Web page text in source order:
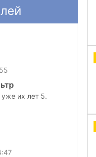
их лет 5.